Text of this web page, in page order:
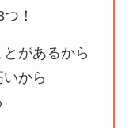
口コミ・評
？】帝国デ
！
があるから
から